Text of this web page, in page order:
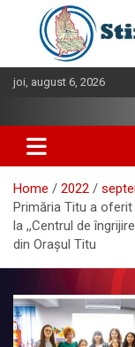
content
joi, august 6, 2026
Home 2022
Primăria Titu a
la ,,Centrul de
din Orașul Titu